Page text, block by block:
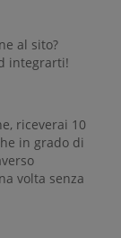
al sito?
integrarti!
riceverai 10
in grado di
volta senza